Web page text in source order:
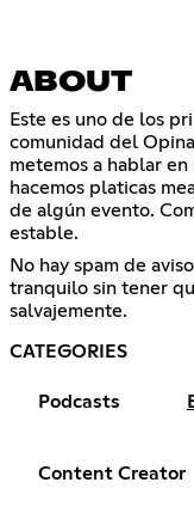
ABOUT
Este es uno de los
comunidad del
metemos a hablar
hacemos platicas
de algún evento.
estable.
No hay spam de
tranquilo sin tener
salvajemente.
CATEGORIES
Podcasts
Content Creator